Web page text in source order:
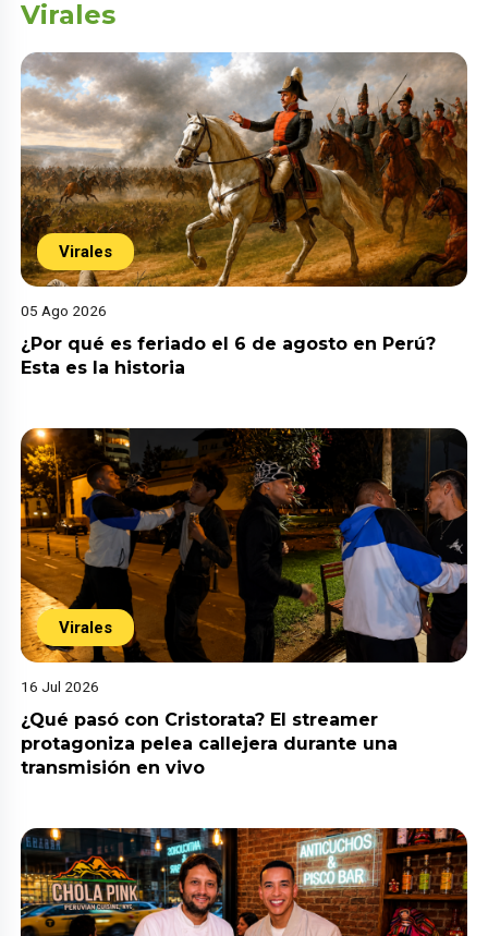
Virales
Virales
05 Ago 2026
¿Por qué es feriado el 6 de agosto en Perú?
Esta es la historia
Virales
16 Jul 2026
¿Qué pasó con Cristorata? El streamer
protagoniza pelea callejera durante una
transmisión en vivo